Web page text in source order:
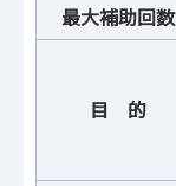
最大補助回数
目 的